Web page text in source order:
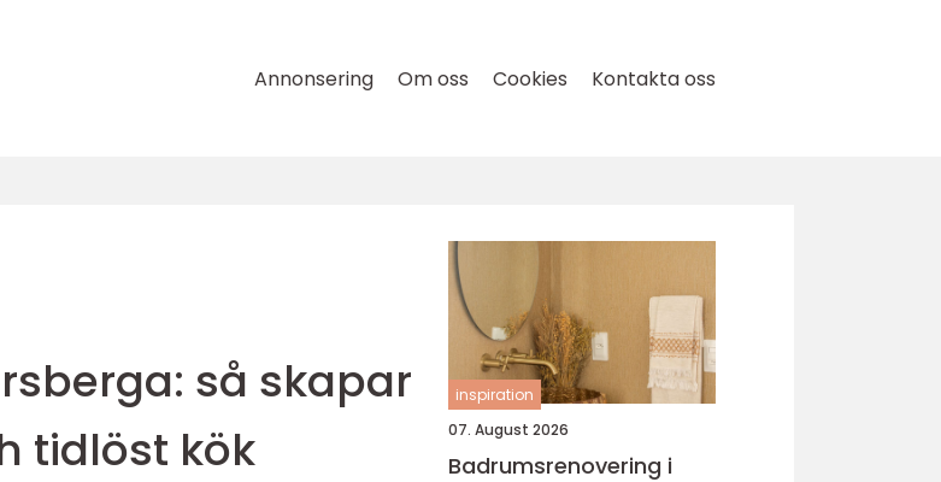
Annonsering Om oss Cookies Kontakta oss
så skapar
tidlöst kök
inspiration
07. August 2026
Badrumsrenovering i